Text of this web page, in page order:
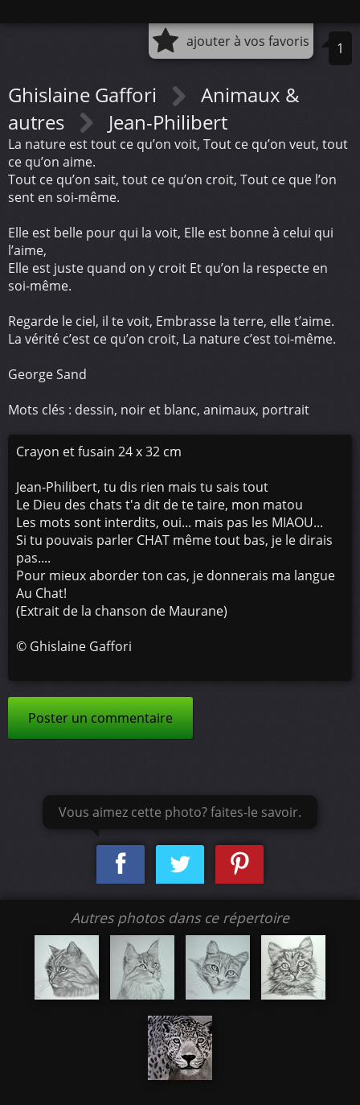
ajouter à vos favoris 1
Ghislaine Gaffori
Animaux &
autres
Jean-Philibert
La nature est tout ce qu’on voit, Tout ce qu’on veut, tout
ce qu’on aime.
Tout ce qu’on sait, tout ce qu’on croit, Tout ce que l’on
sent en soi-même.
Elle est belle pour qui la voit, Elle est bonne à celui qui
l’aime,
Elle est juste quand on y croit Et qu’on la respecte en
soi-même.
Regarde le ciel, il te voit, Embrasse la terre, elle t’aime.
La vérité c’est ce qu’on croit, La nature c’est toi-même.
George Sand
Mots clés : dessin, noir et blanc, animaux, portrait
Crayon et fusain 24 x 32 cm
Jean-Philibert, tu dis rien mais tu sais tout
Le Dieu des chats t'a dit de te taire, mon matou
Les mots sont interdits, oui... mais pas les MIAOU...
Si tu pouvais parler CHAT même tout bas, je le dirais
pas....
Pour mieux aborder ton cas, je donnerais ma langue
Au Chat!
(Extrait de la chanson de Maurane)
© Ghislaine Gaffori
Poster un commentaire
Vous aimez cette photo? faites-le savoir.
Autres photos dans ce répertoire